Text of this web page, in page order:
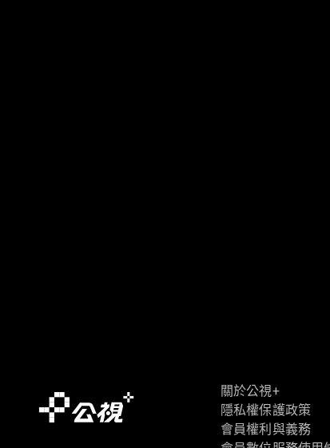
關於公視+
隱私權保護政策
會員權利與義務